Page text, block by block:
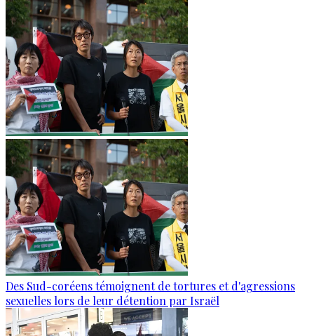
Des Sud-coréens témoignent de tortures et d'agressions
sexuelles lors de leur détention par Israël